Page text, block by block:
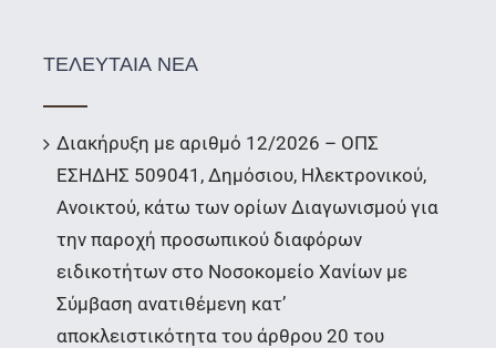
ΤΕΛΕΥΤΑΙΑ ΝΕΑ
Διακήρυξη με αριθμό 12/2026 – ΟΠΣ
ΕΣΗΔΗΣ 509041, Δημόσιου, Ηλεκτρονικού,
Ανοικτού, κάτω των ορίων Διαγωνισμού για
την παροχή προσωπικού διαφόρων
ειδικοτήτων στο Νοσοκομείο Χανίων με
Σύμβαση ανατιθέμενη κατ’
αποκλειστικότητα του άρθρου 20 του